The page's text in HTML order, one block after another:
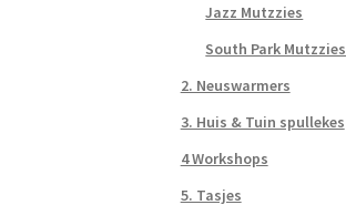
Jazz Mutzzies
South Park Mutzzies
2. Neuswarmers
3. Huis & Tuin spullekes
4 Workshops
5. Tasjes